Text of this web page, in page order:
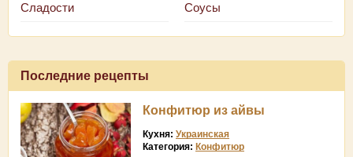
Сладости Соусы
Последние рецепты
Конфитюр из айвы
Кухня: Украинская
Категория: Конфитюр